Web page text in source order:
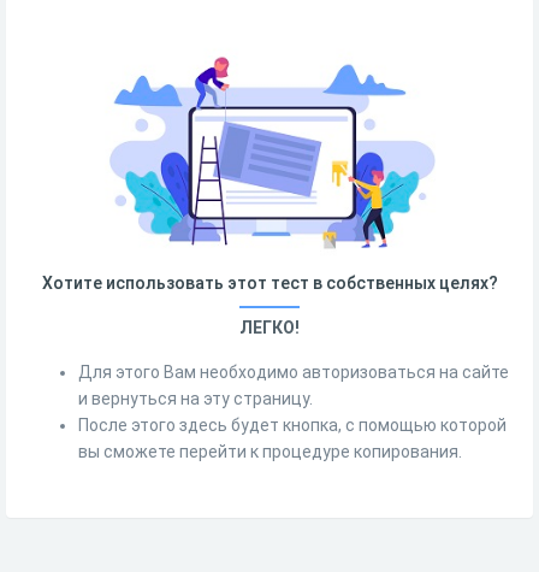
Хотите использовать этот тест в собственных целях?
ЛЕГКО!
Для этого Вам необходимо авторизоваться на сайте
и вернуться на эту страницу.
После этого здесь будет кнопка, с помощью которой
вы сможете перейти к процедуре копирования.